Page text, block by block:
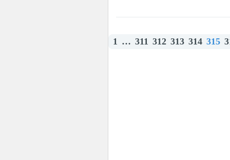
1 … 311 312 313 314 315